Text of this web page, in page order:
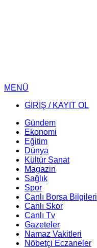
MENÜ
GİRİŞ / KAYIT OL
Gündem
Ekonomi
Eğitim
Dünya
Kültür Sanat
Magazin
Sağlık
Spor
Canlı Borsa Bilgileri
Canlı Skor
Canlı Tv
Gazeteler
Namaz Vakitleri
Nöbetçi Eczaneler